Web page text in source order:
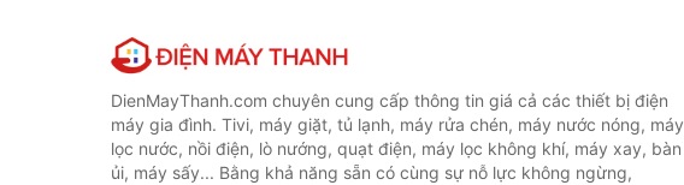
DienMayThanh.com chuyên cung cấp thông tin giá cả các thiết bị điện
máy gia đình. Tivi, máy giặt, tủ lạnh, máy rửa chén, máy nước nóng, máy
lọc nước, nồi điện, lò nướng, quạt điện, máy lọc không khí, máy xay, bàn
ủi, máy sấy... Bằng khả năng sẵn có cùng sự nỗ lực không ngừng,